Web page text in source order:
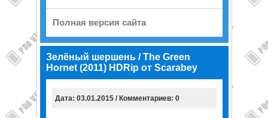
Полная версия сайта
Зелёный шершень / The Green
Hornet (2011) HDRip от Scarabey
Дата: 03.01.2015 / Комментариев: 0